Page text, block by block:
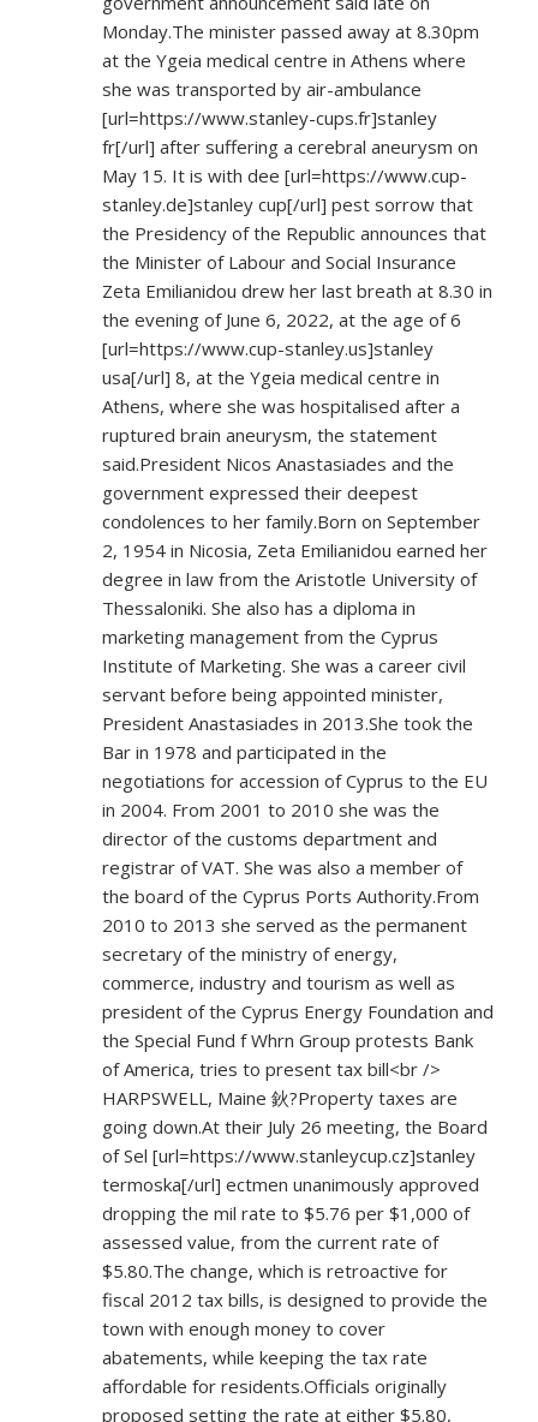
Monday.The minister passed away at 8.30pm
at the Ygeia medical centre in Athens where
she was transported by air-ambulance
[url=https://www.stanley-cups.fr]stanley
fr[/url] after suffering a cerebral aneurysm on
May 15. It is with dee [url=https://www.cup-
stanley.de]stanley cup[/url] pest sorrow that
the Presidency of the Republic announces that
the Minister of Labour and Social Insurance
Zeta Emilianidou drew her last breath at 8.30 in
the evening of June 6, 2022, at the age of 6
[url=https://www.cup-stanley.us]stanley
usa[/url] 8, at the Ygeia medical centre in
Athens, where she was hospitalised after a
ruptured brain aneurysm, the statement
said.President Nicos Anastasiades and the
government expressed their deepest
condolences to her family.Born on September
2, 1954 in Nicosia, Zeta Emilianidou earned her
degree in law from the Aristotle University of
Thessaloniki. She also has a diploma in
marketing management from the Cyprus
Institute of Marketing. She was a career civil
servant before being appointed minister,
President Anastasiades in 2013.She took the
Bar in 1978 and participated in the
negotiations for accession of Cyprus to the EU
in 2004. From 2001 to 2010 she was the
director of the customs department and
registrar of VAT. She was also a member of
the board of the Cyprus Ports Authority.From
2010 to 2013 she served as the permanent
secretary of the ministry of energy,
commerce, industry and tourism as well as
president of the Cyprus Energy Foundation and
the Special Fund f Whrn Group protests Bank
of America, tries to present tax bill<br />
HARPSWELL, Maine 鈥?Property taxes are
going down.At their July 26 meeting, the Board
of Sel [url=https://www.stanleycup.cz]stanley
termoska[/url] ectmen unanimously approved
dropping the mil rate to $5.76 per $1,000 of
assessed value, from the current rate of
$5.80.The change, which is retroactive for
fiscal 2012 tax bills, is designed to provide the
town with enough money to cover
abatements, while keeping the tax rate
affordable for residents.Officials originally
proposed setting the rate at either $5.80,